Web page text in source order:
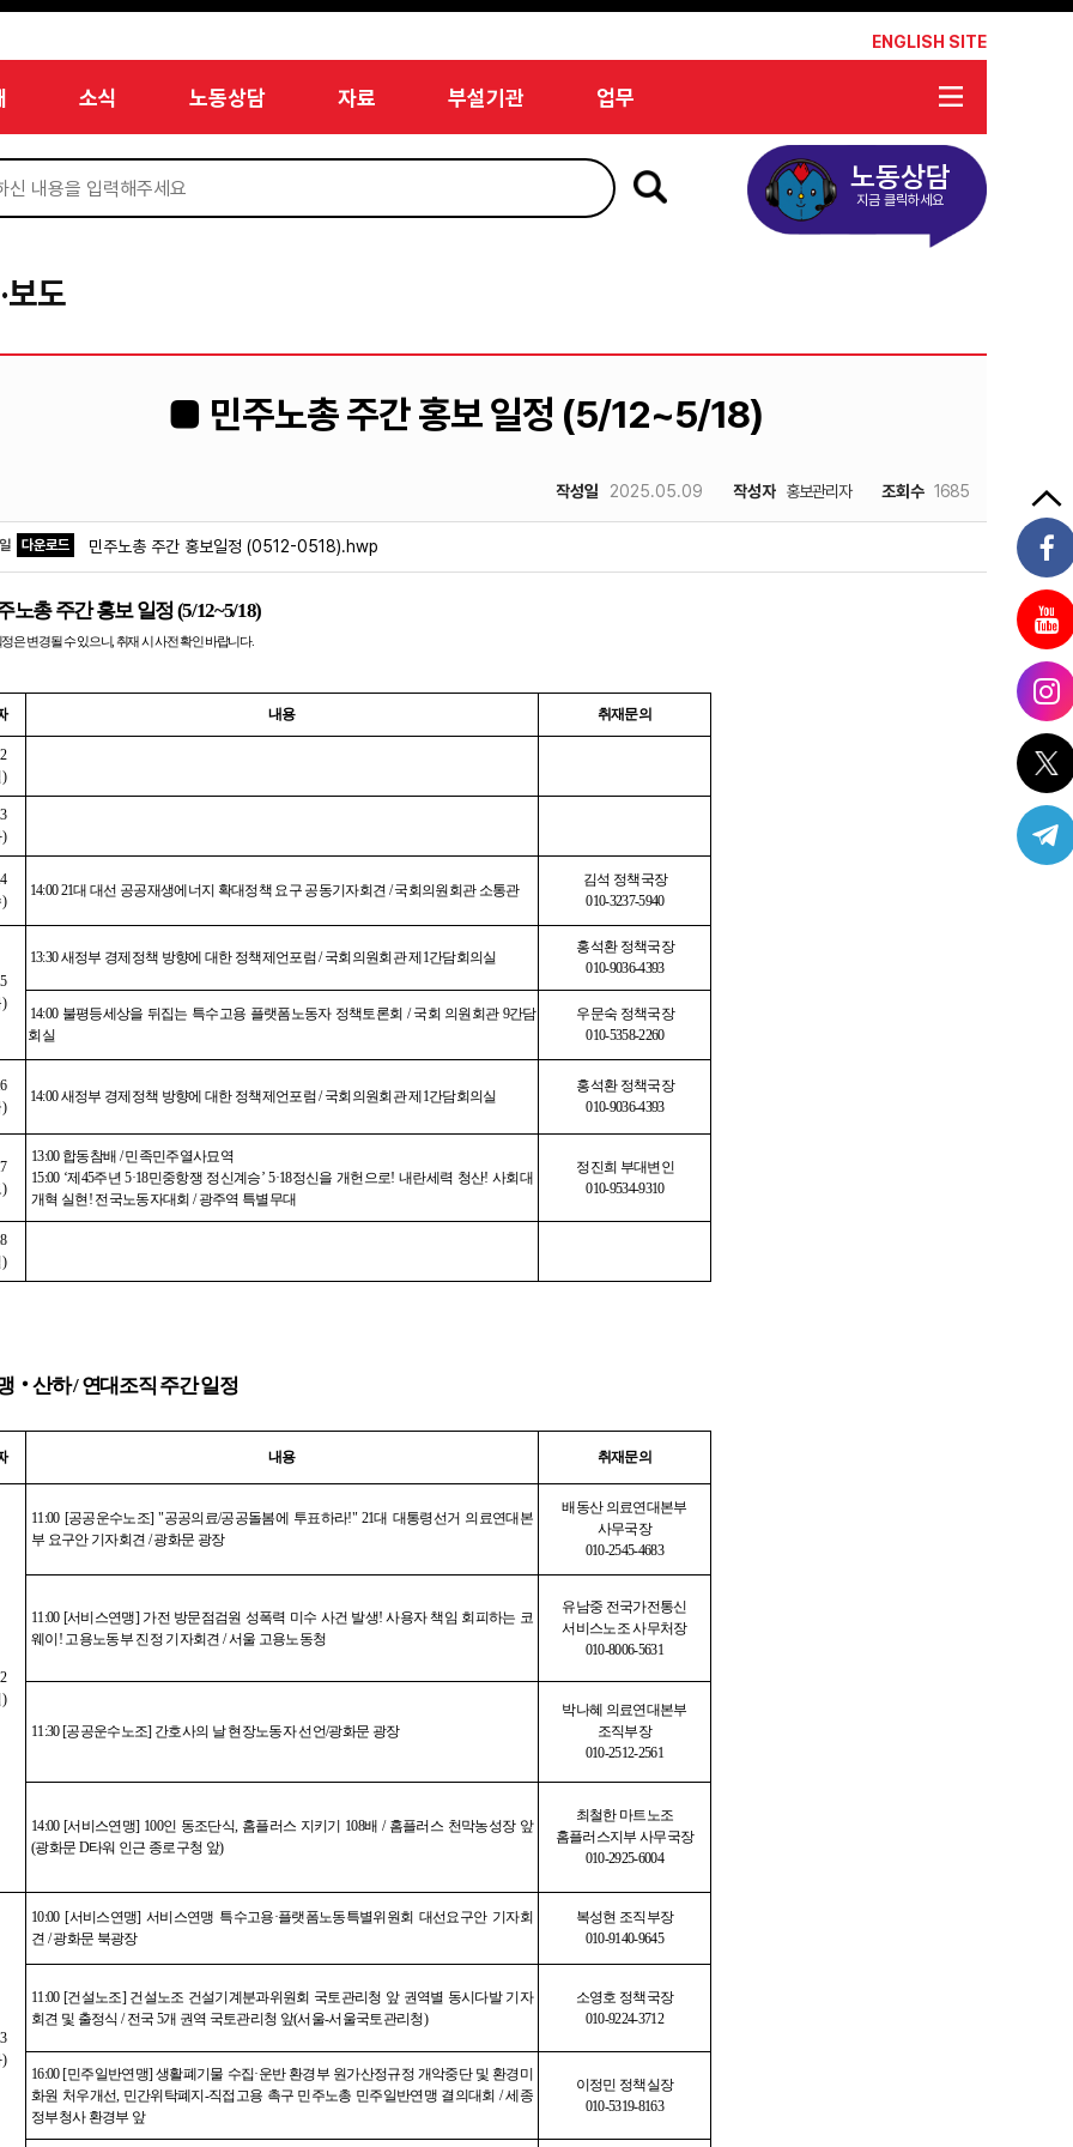
ENGLISH SITE
소식 노동상담 자료 부설기관 업무
노동상담
지금 클릭하세요
보도
■ 민주노총 주간 홍보 일정 (5/12~5/18)
작성일 2025.05.09 작성자 홍보관리자 조회수 1685
다운로드 민주노총 주간 홍보일정 (0512-0518).hwp
노총 주간 홍보 일정(5/12~5/18)
정은 변경될 수 있으니 취재 시 사전 확인 바랍니다.
내용 취재문의
)
)
)
14:00 21대 대선 공공재생에너지 확대정책 요구 공동기자회견 /국회의원회관 소통관
김석 정책국장
010-3237-5940
)
13:30새정부 경제정책 방향에 대한 정책제언포럼/국회의원회관 제 1간담회의실
홍석환 정책국장
010-9036-4393
14:00 불평등세상을 뒤집는 특수고용 플랫폼노동자 정책토론회 /국회 의원회관 9간담
회실
우문숙 정책국장
010-5358-2260
)
14:00새정부 경제정책 방향에 대한 정책제언포럼/국회의원회관 제 1간담회의실
홍석환 정책국장
010-9036-4393
)
13:00 합동참배 /민족민주열사묘역
15:00 ‘제 45주년5·18민중항쟁 정신계승’ 5·18정신을 개헌으로!내란세력 청산!사회대
개혁 실현 ! 전국노동자대회/광주역 특별무대
정진희 부대변인
010-9534-9310
)
‧산하/연대조직 주간 일정
내용 취재문의
)
11:00 [공공운수노조] "공공의료/공공돌봄에 투표하라!" 21대 대통령선거 의료연대본
부 요구안 기자회견 /광화문 광장
배동산 의료연대본부
사무국장
010-2545-4683
11:00 [서비스연맹] 가전 방문점검원 성폭력 미수 사건 발생!사용자 책임 회피하는 코
웨이 ! 고용노동부 진정 기자회견/서울 고용노동청
유남중 전국가전통신
서비스노조 사무처장
010-8006-5631
11:30 [공공운수노조] 간호사의 날 현장노동자 선언/광화문 광장
박나혜 의료연대본부
조직부장
010-2512-2561
14:00 [서비스연맹] 100인 동조단식, 홈플러스 지키기 108배 / 홈플러스 천막농성장 앞
(광화문 D타워 인근 종로구청 앞)
최철한 마트노조
홈플러스지부 사무국장
010-2925-6004
)
10:00 [서비스연맹]서비스연맹 특수고용·플랫폼노동특별위원회 대선요구안 기자회
견 /광화문 북광장
복성현 조직부장
010-9140-9645
11:00 [건설노조] 건설노조 건설기계분과위원회 국토관리청 앞 권역별 동시다발 기자
회견 및 출정식 /전국 5개 권역 국토관리청 앞(서울-서울국토관리청)
소영호 정책국장
010-9224-3712
16:00 [민주일반연맹]생활폐기물 수집·운반 환경부 원가산정규정 개악중단 및 환경미
화원 처우개선, 민간위탁폐지 -직접고용 촉구 민주노총 민주일반연맹 결의대회 /세종
정부청사 환경부 앞
이정민 정책실장
010-5319-8163